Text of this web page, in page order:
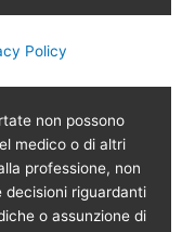
Policy
non possono
medico o di altri
professione, non
decisioni riguardanti
o assunzione di